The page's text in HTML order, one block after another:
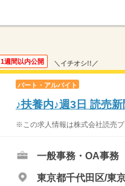
1週間以内公開 ＼イチオシ!!／
パート・アルバイト
♪扶養内♪週3日 読売
※この求人情報は株式会社読売
一般事務・OA事務
東京都千代田区/東